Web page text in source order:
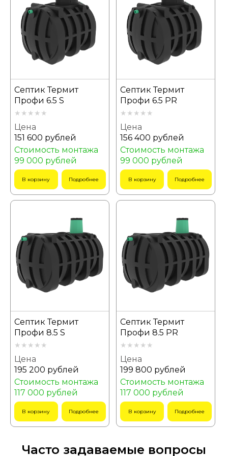
Септик Термит
Профи 6.5 S
Цена
151 600 рублей
Стоимость монтажа
99 000 рублей
В корзину Подробнее
Септик Термит
Профи 6.5 PR
Цена
156 400 рублей
Стоимость монтажа
99 000 рублей
В корзину Подробнее
Септик Термит
Профи 8.5 S
Цена
195 200 рублей
Стоимость монтажа
117 000 рублей
В корзину Подробнее
Септик Термит
Профи 8.5 PR
Цена
199 800 рублей
Стоимость монтажа
117 000 рублей
В корзину Подробнее
Часто задаваемые вопросы